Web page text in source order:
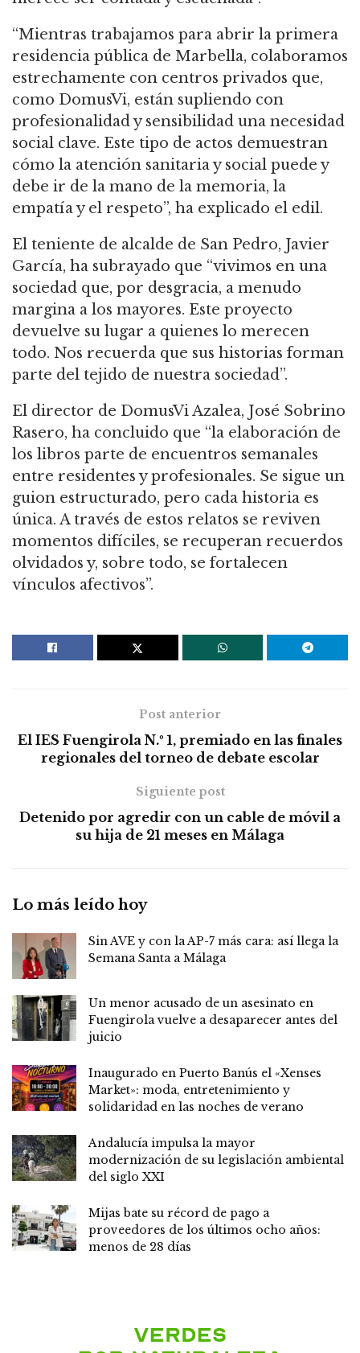
“Mientras trabajamos para abrir la primera
residencia pública de Marbella, colaboramos
estrechamente con centros privados que,
como DomusVi, están supliendo con
profesionalidad y sensibilidad una necesidad
social clave. Este tipo de actos demuestran
cómo la atención sanitaria y social puede y
debe ir de la mano de la memoria, la
empatía y el respeto”, ha explicado el edil.
El teniente de alcalde de San Pedro, Javier
García, ha subrayado que “vivimos en una
sociedad que, por desgracia, a menudo
margina a los mayores. Este proyecto
devuelve su lugar a quienes lo merecen
todo. Nos recuerda que sus historias forman
parte del tejido de nuestra sociedad”.
El director de DomusVi Azalea, José Sobrino
Rasero, ha concluido que “la elaboración de
los libros parte de encuentros semanales
entre residentes y profesionales. Se sigue un
guion estructurado, pero cada historia es
única. A través de estos relatos se reviven
momentos difíciles, se recuperan recuerdos
olvidados y, sobre todo, se fortalecen
vínculos afectivos”.
Post anterior
El IES Fuengirola N.º 1, premiado en las finales
regionales del torneo de debate escolar
Siguiente post
Detenido por agredir con un cable de móvil a
su hija de 21 meses en Málaga
Lo más leído hoy
Sin AVE y con la AP-7 más cara: así llega la
Semana Santa a Málaga
Un menor acusado de un asesinato en
Fuengirola vuelve a desaparecer antes del
juicio
Inaugurado en Puerto Banús el «Xenses
Market»: moda, entretenimiento y
solidaridad en las noches de verano
Andalucía impulsa la mayor
modernización de su legislación ambiental
del siglo XXI
Mijas bate su récord de pago a
proveedores de los últimos ocho años:
menos de 28 días